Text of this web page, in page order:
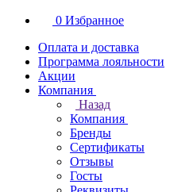
0 Избранное
Оплата и доставка
Программа лояльности
Акции
Компания
Назад
Компания
Бренды
Сертификаты
Отзывы
Госты